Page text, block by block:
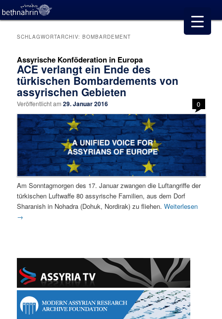
SCHLAGWORTARCHIV:BOMBARDEMENT
Assyrische Konföderation in Europa
ACE verlangt ein Ende des
türkischen Bombardements von
assyrischen Gebieten
Veröffentlicht am29. Januar 2016 0
Am Sonntagmorgen des 17. Januar zwangen die Luftangriffe der
türkischen Luftwaffe 80 assyrische Familien, aus dem Dorf
Sharanish in Nohadra (Dohuk, Nordirak) zu fliehen.Weiterlesen
→